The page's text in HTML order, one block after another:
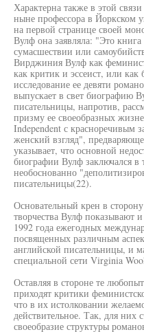
Характерна также в этой
ныне профессора в Йоркском
на первой странице своей
Вулф она заявляла: "Это
сумасшествии или
Вирджиния Вулф как
как критик и эссеист, или как
исследование ее девяти
выпускает в свет биографию
писательницы, напротив,
призму ее своеобразных
Independent с красноречивым
женский взгляд",
указывает, что основной
биографии Вулф заключался
необоснованно
писательницы(22).
Основательный крен в
творчества Вулф показывают
1992 года ежегодных
посвященных различным
английской писательницы, и
специальной сети Virginia
Оставляя в стороне те
приходят критики
что в их истолковании
действительное. Так, для них
своеобразие структуры